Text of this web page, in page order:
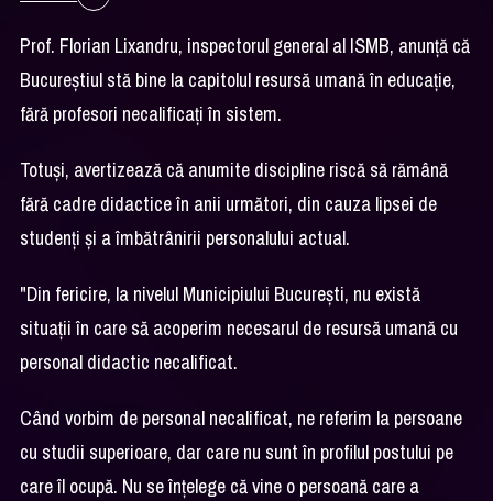
Prof. Florian Lixandru, inspectorul general al ISMB, anunță că
Bucureștiul stă bine la capitolul resursă umană în educație,
fără profesori necalificați în sistem.
Totuși, avertizează că anumite discipline riscă să rămână
fără cadre didactice în anii următori, din cauza lipsei de
studenți și a îmbătrânirii personalului actual.
"Din fericire, la nivelul Municipiului București, nu există
situații în care să acoperim necesarul de resursă umană cu
personal didactic necalificat.
Când vorbim de personal necalificat, ne referim la persoane
cu studii superioare, dar care nu sunt în profilul postului pe
care îl ocupă. Nu se înțelege că vine o persoană care a